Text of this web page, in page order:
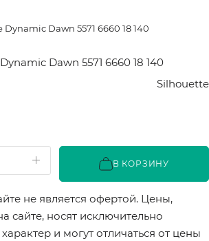
Dawn 5571 6660 18 140
Dawn 5571 6660 18 140
Silhouette
В КОРЗИНУ
не является офертой. Цены,
сайте, носят исключительно
и могут отличаться от цены